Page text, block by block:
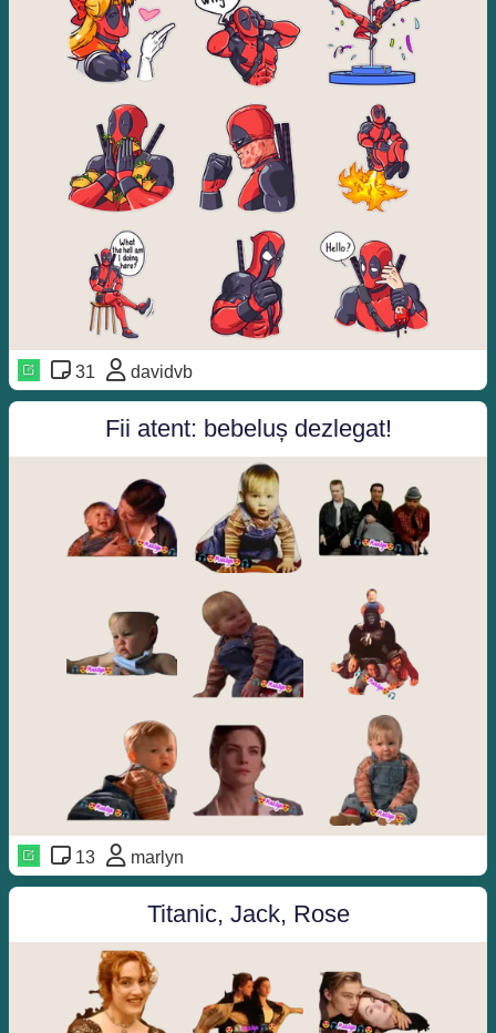
31 davidvb
Fii atent: bebeluș dezlegat!
13 marlyn
Titanic, Jack, Rose